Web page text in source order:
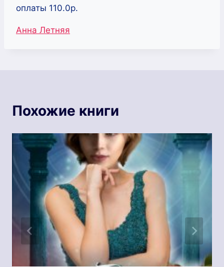
оплаты 110.0р.
Метки
Анна Летняя
Похожие книги